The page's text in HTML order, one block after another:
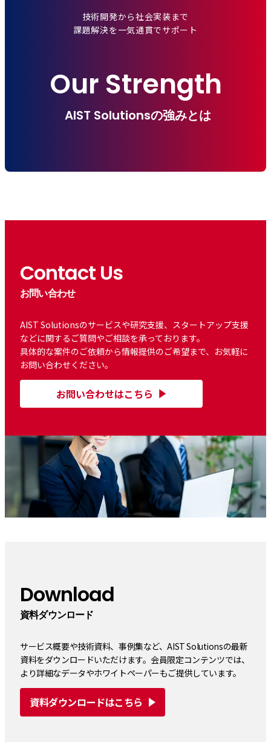
技術開発から社会実装まで
課題解決を一気通貫でサポート
Our Strength
AIST Solutionsの強みとは
Contact Us
お問い合わせ
AIST Solutionsのサービスや研究支援、スタートアップ支援
などに関するご質問やご相談を承っております。
具体的な案件のご依頼から情報提供のご希望まで、お気軽に
お問い合わせください。
お問い合わせはこちら
Download
資料ダウンロード
サービス概要や技術資料、事例集など、AIST Solutionsの最新
資料をダウンロードいただけます。会員限定コンテンツでは、
より詳細なデータやホワイトペーパーもご提供しています。
資料ダウンロードはこちら